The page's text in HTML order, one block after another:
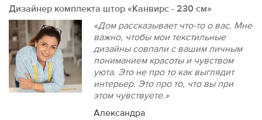
Дизайнер комплекта штор «Канвирс - 230 см»
«Дом рассказывает что-то о вас. Мне
важно, чтобы мои текстильные
дизайны совпали с вашим личным
пониманием красоты и чувством
уюта. Это не про то как выглядит
интерьер. Это про то, что вы при
этом чувствуете.»
Александра